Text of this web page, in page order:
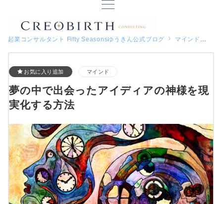
起業コンサルタント Fifty Seasonsゆうきん公式ブログ マインド
お気に入り追加 マインド
夢の中で出会ったアイディアの神様を現
実化する方法